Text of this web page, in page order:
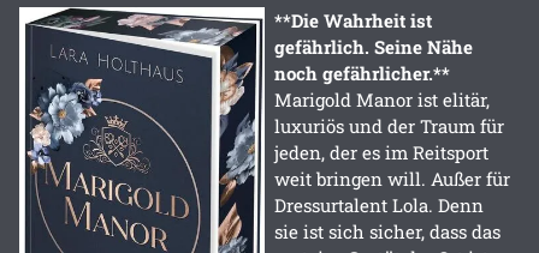
**Die Wahrheit ist
gefährlich. Seine Nähe
noch gefährlicher.**
Marigold Manor ist elitär,
luxuriös und der Traum für
jeden, der es im Reitsport
weit bringen will. Außer für
Dressurtalent Lola. Denn
sie ist sich sicher, dass das